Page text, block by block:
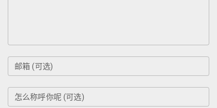
邮箱 (可选)
怎么称呼你呢 (可选)